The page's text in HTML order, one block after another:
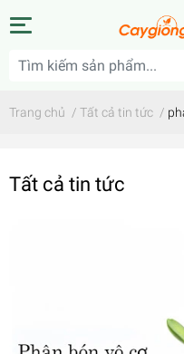
Trang chủ / Tất cả tin tức /
Tất cả tin tức